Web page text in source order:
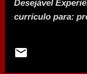
percentual de
pessoas pretas
Janaúba: 4
Desejável
currículo para: